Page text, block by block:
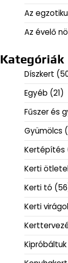
Az
Az évelő
Kategóriák
Díszkert
Egyéb (21)
Fűszer és
Gyümölcs
Kertépítés
Kerti
Kerti tó
Kerti
Kipróbáltuk